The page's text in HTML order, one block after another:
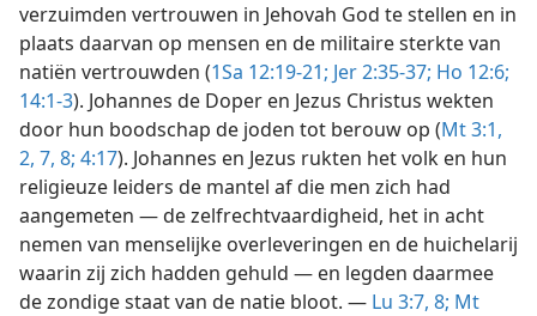
verzuimden vertrouwen in Jehovah God te stellen en in
plaats daarvan op mensen en de militaire sterkte van
natiën vertrouwden (1Sa 12:19-21; Jer 2:35-37; Ho 12:6;
14:1-3). Johannes de Doper en Jezus Christus wekten
door hun boodschap de joden tot berouw op (Mt 3:1,
2, 7, 8; 4:17). Johannes en Jezus rukten het volk en hun
religieuze leiders de mantel af die men zich had
aangemeten — de zelfrechtvaardigheid, het in acht
nemen van menselijke overleveringen en de huichelarij
waarin zij zich hadden gehuld — en legden daarmee
de zondige staat van de natie bloot. — Lu 3:7, 8; Mt